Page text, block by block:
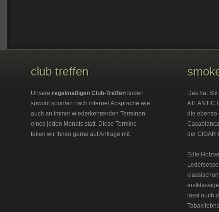
club treffen
Unsere regelmäßigen Club-Treffen finden
sowohl spontan nach interner Absprache wie
auch an immer wiederkehrenden Terminen
eines jeden Monats statt. Diese Termine
teilen wir Ihnen gerne auf Anfrage mit.
Das hat
ATLANTIC
die ebenso
der CIGAR
Edle
lässt auch